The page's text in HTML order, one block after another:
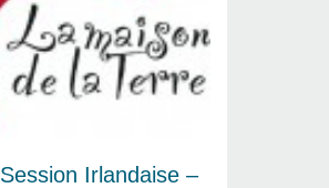
Session Irlandaise –